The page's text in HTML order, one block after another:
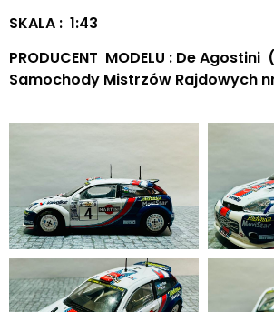
SKALA : 1:43
PRODUCENT MODELU : De
Samochody Mistrzów Rajdowych